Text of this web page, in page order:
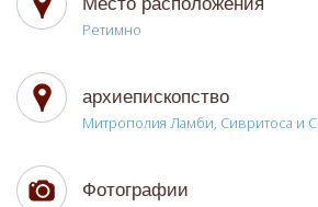
Ретимно
архиепископство
Митрополия Ламби, Сивритоса и
Фотографии